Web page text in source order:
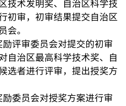
技术发明奖、自治区科学技
初审，初审结果提交自治区
会。
励评审委员会对提交的初审
自治区最高科学技术奖、自
选者进行评审，提出授奖方
励委员会对授奖方案进行审